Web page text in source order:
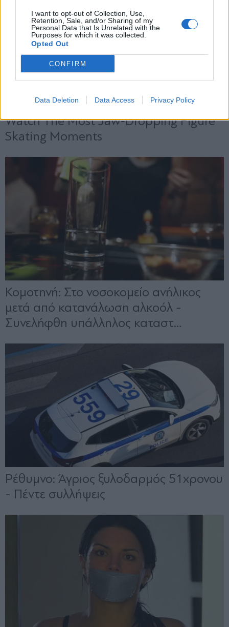
I want to opt-out of Collection, Use,
Retention, Sale, and/or Sharing of my
Personal Data that Is Unrelated with the
Purposes for which it was collected.
Opted Out
CONFIRM
Data Deletion Data Access Privacy Policy
X